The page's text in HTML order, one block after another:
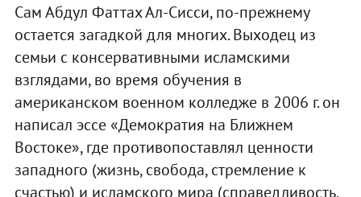
Сам Абдул Фаттах Ал-Сисси, по-прежнему
остается загадкой для многих. Выходец из
семьи с консервативными исламскими
взглядами, во время обучения в
американском военном колледже в 2006 г. он
написал эссе «Демократия на Ближнем
Востоке», где противопоставлял ценности
западного (жизнь, свобода, стремление к
счастью) и исламского мира (справедливость,